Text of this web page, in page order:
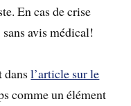
En cas de crise
sans avis médical!
dansl’article sur le
comme un élément